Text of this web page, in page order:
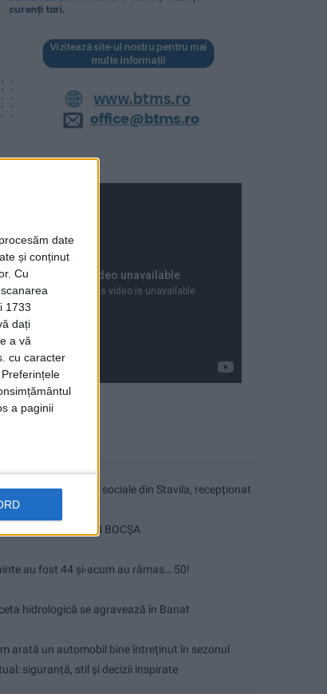
date
și conținut
Cu
1733
dați
a vă
cu caracter
a paginii
bloc de locuințe sociale din Stavila, recepționat
OPRIRE APĂ ÎN BOCȘA
au fost 44 și-acum au rămas… 50!
hidrologică se agravează în Banat
arată un automobil bine întreținut în sezonul
siguranță, stil și decizii inspirate